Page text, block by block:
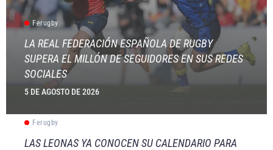
Ferugby
LA REAL FEDERACIÓN ESPAÑOLA DE RUGBY
SUPERA EL MILLÓN DE SEGUIDORES EN SUS REDES
SOCIALES
5 DE AGOSTO DE 2026
Ferugby
LAS LEONAS YA CONOCEN SU CALENDARIO PARA